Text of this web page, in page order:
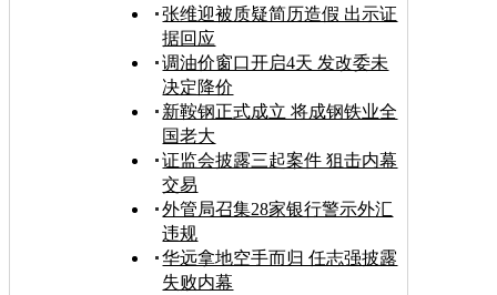
张维迎被质疑简历造假 出示证
据回应
调油价窗口开启4天 发改委未
决定降价
新鞍钢正式成立 将成钢铁业全
国老大
证监会披露三起案件 狙击内幕
交易
外管局召集28家银行警示外汇
违规
华远拿地空手而归 任志强披露
失败内幕